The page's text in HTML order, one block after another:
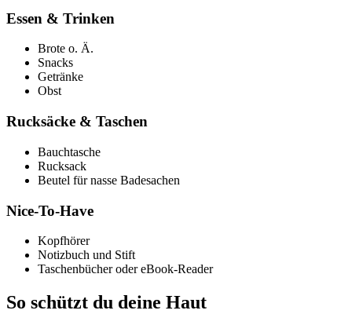
Essen & Trinken
Brote o. Ä.
Snacks
Getränke
Obst
Rucksäcke & Taschen
Bauchtasche
Rucksack
Beutel für nasse Badesachen
Nice-To-Have
Kopfhörer
Notizbuch und Stift
Taschenbücher oder eBook-Reader
So schützt du deine Haut